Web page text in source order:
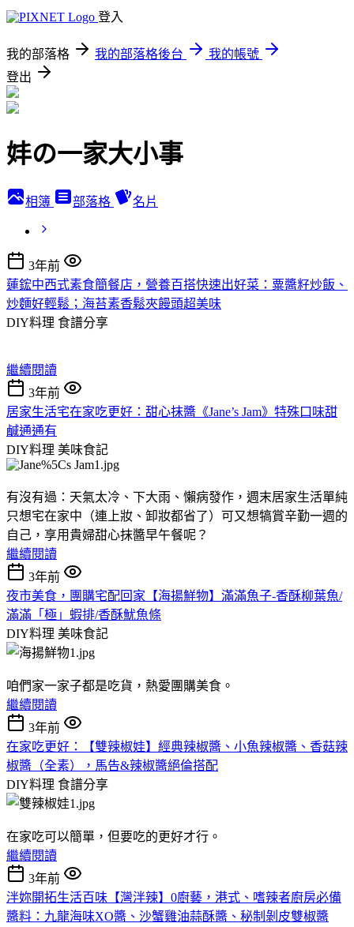
登入
我的部落格 我的部落格後台
我的帳號
登出
妦の一家大小事
相簿 部落格 名片
3年前
蓮鋐中西式素食簡餐店，營養百搭快速出好菜：粟醬籽炒飯、
炒麵好輕鬆；海苔素香鬆夾饅頭超美味
DIY料理 食譜分享
繼續閱讀
3年前
居家生活宅在家吃更好：甜心抹醬《Jane’s Jam》特殊口味甜
鹹通通有
DIY料理 美味食記
有沒有過：天氣太冷、下大雨、懶病發作，週末居家生活單純
只想宅在家中（連上妝、卸妝都省了）可又想犒賞辛勤一週的
自己，享用貴婦甜心抹醬早午餐呢？
繼續閱讀
3年前
夜市美食，團購宅配回家【海揚鮮物】滿滿魚子-香酥柳葉魚/
滿滿「極」蝦排/香酥魷魚條
DIY料理 美味食記
咱們家一家子都是吃貨，熱愛團購美食。
繼續閱讀
3年前
在家吃更好：【雙辣椒娃】經典辣椒醬、小魚辣椒醬、香菇辣
椒醬（全素），馬告&辣椒醬絕倫搭配
DIY料理 食譜分享
在家吃可以簡單，但要吃的更好才行。
繼續閱讀
3年前
泮妳開拓生活百味【灣泮辣】0廚藝，港式、嗜辣者廚房必備
醬料：九龍海味XO醬、沙蟹雞油蒜酥醬、秘制剝皮雙椒醬